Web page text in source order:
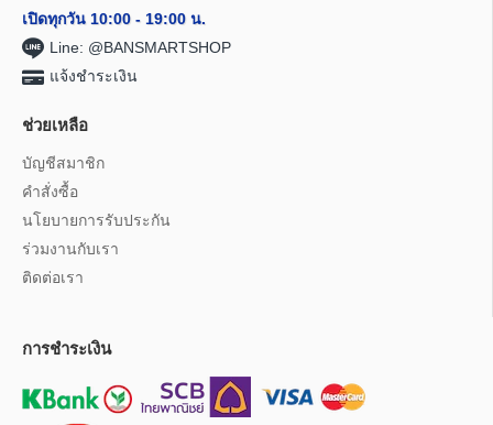
เปิดทุกวัน 10:00 - 19:00 น.
Line: @BANSMARTSHOP
แจ้งชำระเงิน
ช่วยเหลือ
บัญชีสมาชิก
คำสั่งซื้อ
นโยบายการรับประกัน
ร่วมงานกับเรา
ติดต่อเรา
การชำระเงิน